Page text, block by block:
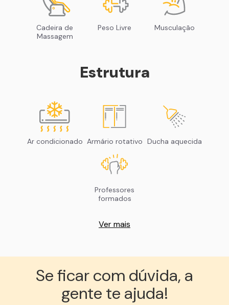
Cadeira de
Massagem
Peso Livre Musculação
Estrutura
Ar condicionado Armário rotativo Ducha aquecida
Professores
formados
Ver mais
Se ficar com dúvida, a
gente te ajuda!︎